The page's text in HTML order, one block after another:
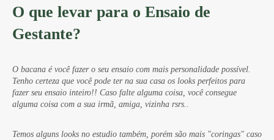
O que levar para o Ensaio de
Gestante?
O bacana é você fazer o seu ensaio com mais personalidade possível.
Tenho certeza que você pode ter na sua casa os looks perfeitos para
fazer seu ensaio inteiro!! Caso falte alguma coisa, você consegue
alguma coisa com a sua irmã, amiga, vizinha rsrs..
Temos alguns looks no estudio também, porém são mais "coringas" caso